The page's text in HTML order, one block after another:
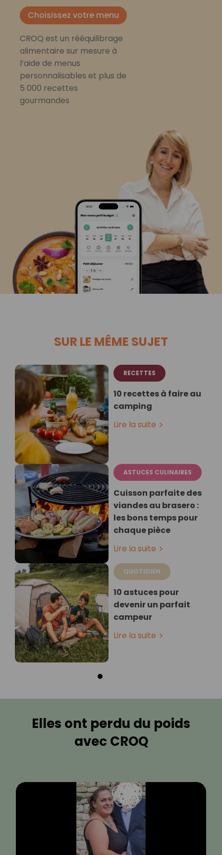
Choisissez votre menu
CROQ est un rééquilibrage
alimentaire sur mesure à
l’aide de menus
personnalisables et plus de
5 000 recettes
gourmandes
SUR LE MÊME SUJET
RECETTES
10 recettes à faire au
camping
Lire la suite
ASTUCES CULINAIRES
Cuisson parfaite des
viandes au brasero :
les bons temps pour
chaque pièce
Lire la suite
QUOTIDIEN
10 astuces pour
devenir un parfait
campeur
Lire la suite
Elles ont perdu du poids
avec CROQ